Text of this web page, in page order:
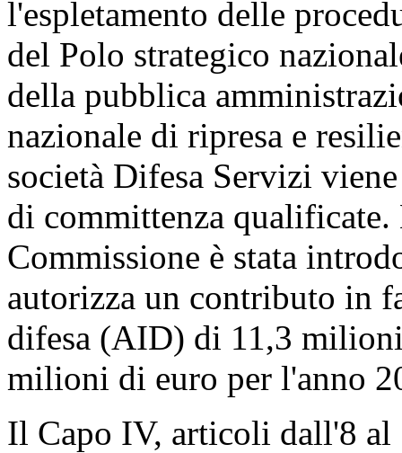
l'espletamento delle
del Polo strategico
della pubblica
nazionale di ripresa e
società Difesa Servizi
di committenza qualificate.
Commissione è stata
autorizza un contributo in
difesa (AID) di 11,3
milioni di euro per l'anno
Il Capo IV, articoli dall'8 al